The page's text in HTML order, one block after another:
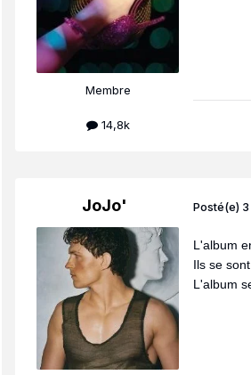
Membre
14,8k
JoJo' Posté(e)
L'album
Ils se
L'album